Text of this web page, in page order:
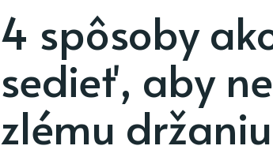
4 spôsoby
sedieť, aby
zlému